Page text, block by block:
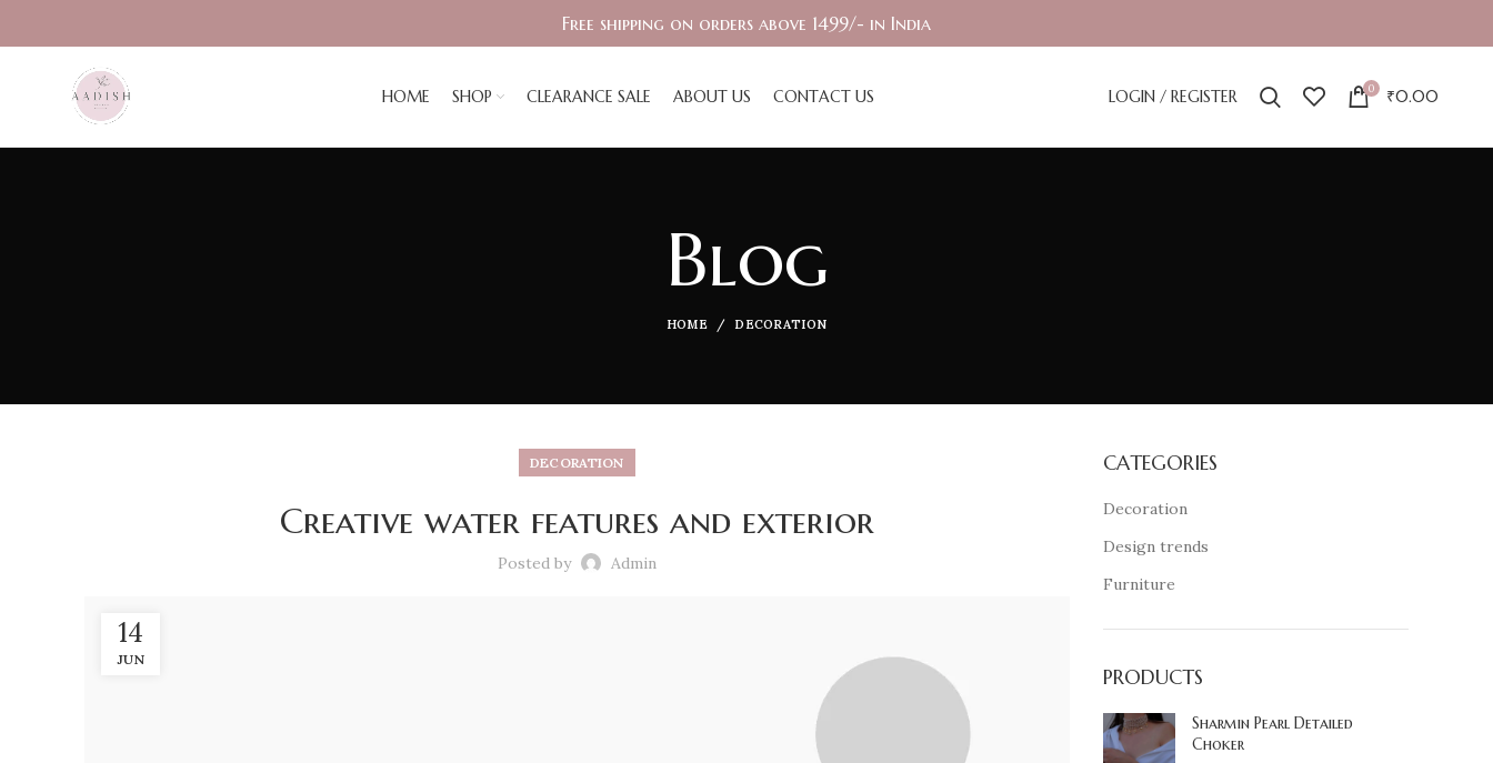
Free shipping on orders above 1499/- in India
HOME SHOP CLEARANCE SALE ABOUT US CONTACT US LOGIN / REGISTER 0 ₹0.00
Blog
HOME DECORATION
DECORATION
Creative water features and exterior
Posted by Admin
14
JUN
CATEGORIES
Decoration
Design trends
Furniture
PRODUCTS
Sharmin Pearl Detailed
Choker